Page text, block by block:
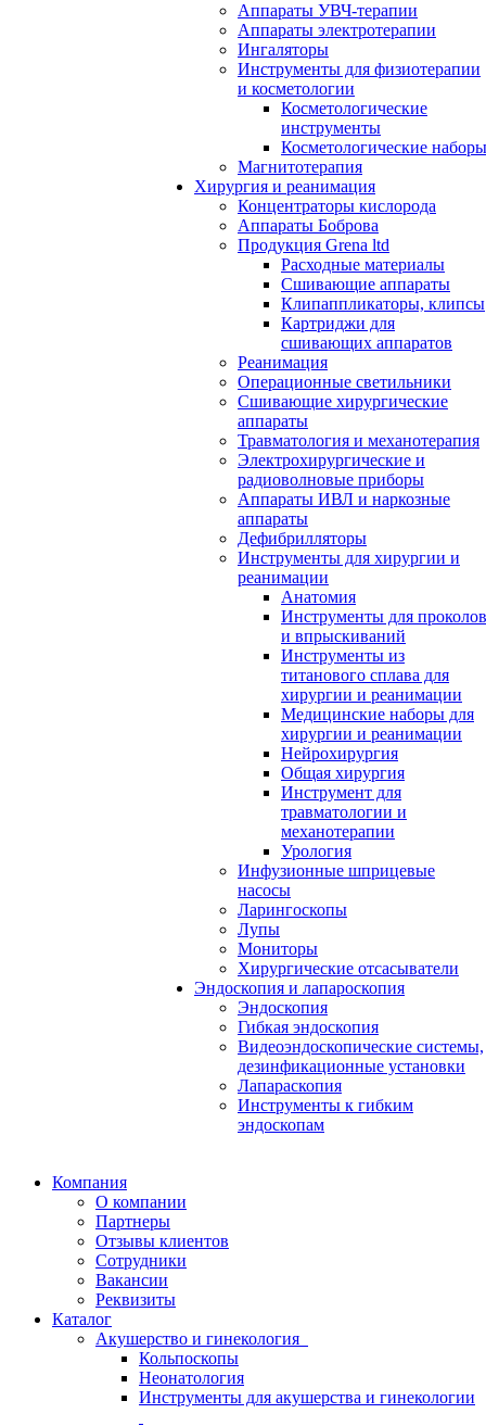
Аппараты УВЧ-терапии
Аппараты электротерапии
Ингаляторы
Инструменты для физиотерапии
и косметологии
Косметологические
инструменты
Косметологические наборы
Магнитотерапия
Хирургия и реанимация
Концентраторы кислорода
Аппараты Боброва
Продукция Grena ltd
Расходные материалы
Сшивающие аппараты
Клипаппликаторы, клипсы
Картриджи для
сшивающих аппаратов
Реанимация
Операционные светильники
Сшивающие хирургические
аппараты
Травматология и механотерапия
Электрохирургические и
радиоволновые приборы
Аппараты ИВЛ и наркозные
аппараты
Дефибрилляторы
Инструменты для хирургии и
реанимации
Анатомия
Инструменты для проколов
и впрыскиваний
Инструменты из
титанового сплава для
хирургии и реанимации
Медицинские наборы для
хирургии и реанимации
Нейрохирургия
Общая хирургия
Инструмент для
травматологии и
механотерапии
Урология
Инфузионные шприцевые
насосы
Ларингоскопы
Лупы
Мониторы
Хирургические отсасыватели
Эндоскопия и лапароскопия
Эндоскопия
Гибкая эндоскопия
Видеоэндоскопические системы,
дезинфикационные установки
Лапараскопия
Инструменты к гибким
эндоскопам
Компания
О компании
Партнеры
Отзывы клиентов
Сотрудники
Вакансии
Реквизиты
Каталог
Акушерство и гинекология
Кольпоскопы
Неонатология
Инструменты для акушерства и гинекологии